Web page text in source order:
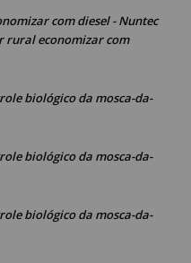
com diesel - Nuntec
rural economizar com
biológico da mosca-da-
biológico da mosca-da-
biológico da mosca-da-